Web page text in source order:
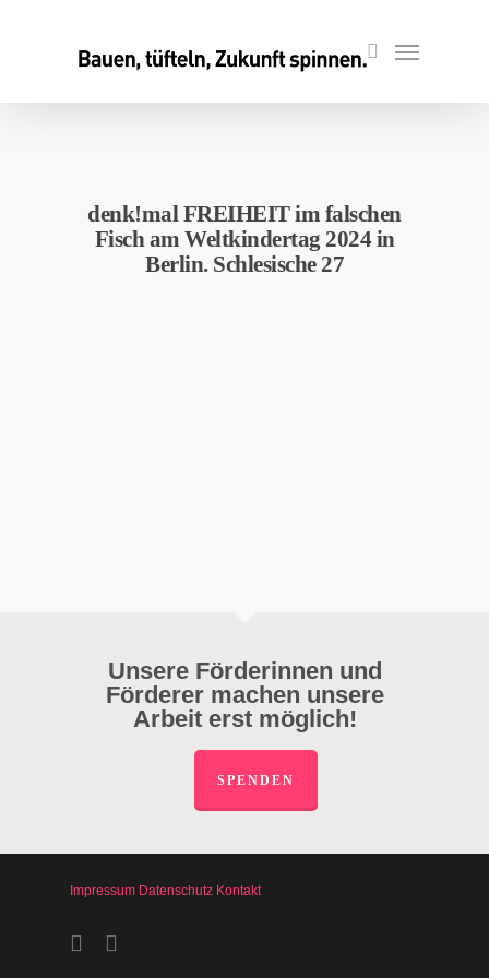
search
Menu
denk!mal FREIHEIT im falschen
Fisch am Weltkindertag 2024 in
Berlin. Schlesische 27
Unsere Förderinnen und
Förderer machen unsere
Arbeit erst möglich!
SPENDEN
Impressum Datenschutz Kontakt
facebookinstagram